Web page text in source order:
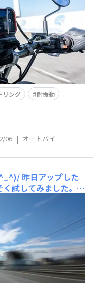
を行っている。愛車は
XR BAJA（
リング
耐振動
06 | オートバイ
昨日アップした
試してみました。我
いてる！！＼(^o^)
ぐにゃぐにゃ動い
ングで派手にブルブ
した。走っていると